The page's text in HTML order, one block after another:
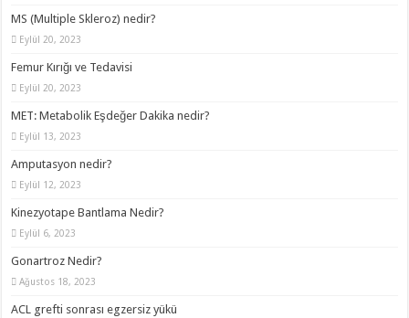
MS (Multiple Skleroz) nedir?
Eylül 20, 2023
Femur Kırığı ve Tedavisi
Eylül 20, 2023
MET: Metabolik Eşdeğer Dakika nedir?
Eylül 13, 2023
Amputasyon nedir?
Eylül 12, 2023
Kinezyotape Bantlama Nedir?
Eylül 6, 2023
Gonartroz Nedir?
Ağustos 18, 2023
ACL grefti sonrası egzersiz yükü